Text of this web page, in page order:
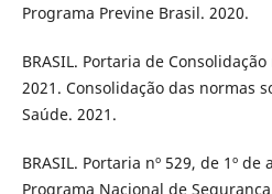
Programa Previne Brasil. 2020.
BRASIL. Portaria de
2021. Consolidação das normas
Saúde. 2021.
BRASIL. Portaria nº 529, de 1º
Programa Nacional de